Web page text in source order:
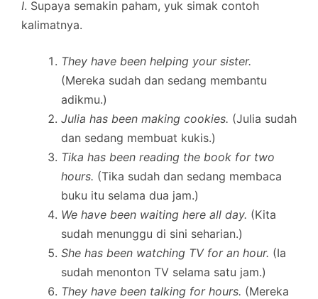
I. Supaya semakin paham, yuk simak contoh
kalimatnya.
They have been helping your sister.
(Mereka sudah dan sedang membantu
adikmu.)
Julia has been making cookies. (Julia sudah
dan sedang membuat kukis.)
Tika has been reading the book for two
hours. (Tika sudah dan sedang membaca
buku itu selama dua jam.)
We have been waiting here all day. (Kita
sudah menunggu di sini seharian.)
She has been watching TV for an hour. (Ia
sudah menonton TV selama satu jam.)
They have been talking for hours. (Mereka